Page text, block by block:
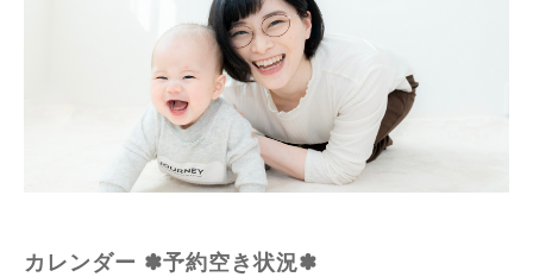
カレンダー ✽予約空き状況✽